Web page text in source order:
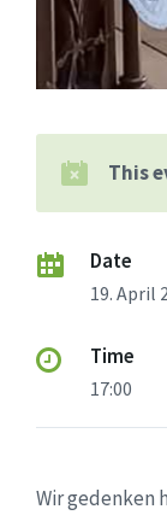
This
Date
19. April
Time
17:00
Wir gedenken